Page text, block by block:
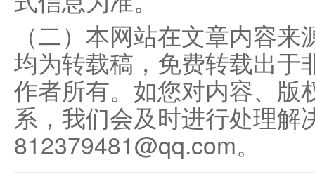
（二）本网站在文章内容
均为转载稿，免费转载出于
作者所有。如您对内容、版
系，我们会及时进行处理解
812379481@qq.com。